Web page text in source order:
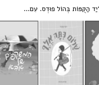
הַקֻּפּוֹת בְּהוֹל פוּדְס. עִם...